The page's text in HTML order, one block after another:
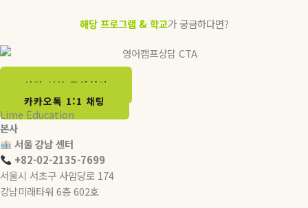
해당 프로그램 & 학교가 궁금하다면?
상담 신청 문의하기​
카카오톡 1:1 채팅
Lime Education
본사
서울 강남 센터
+82-02-2135-7699
서울시 서초구 사임당로 174
강남미래타워 6층 602호